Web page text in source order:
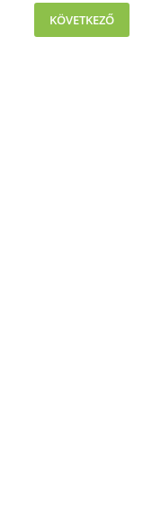
KÖVETKEZŐ